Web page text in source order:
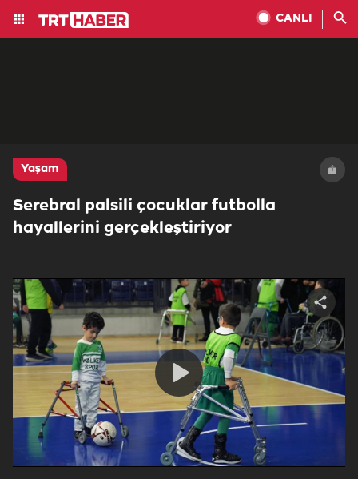
CANLI
Yaşam
Serebral palsili çocuklar futbolla
hayallerini gerçekleştiriyor
Play
Video
Share
video